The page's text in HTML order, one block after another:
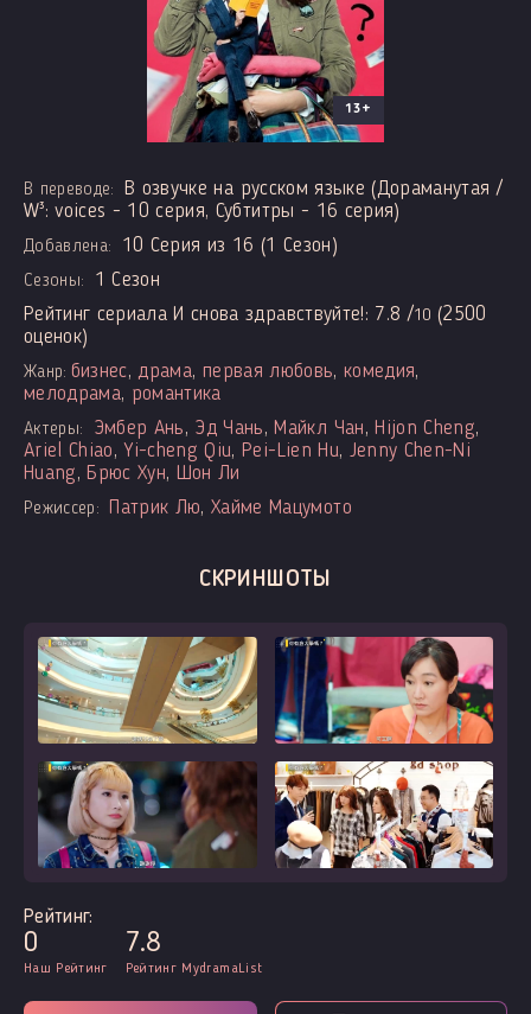
13+
В переводе:
В озвучке на русском языке (Дораманутая /
W³: voices - 10 серия, Субтитры - 16 серия)
Добавлена: 10 Серия из 16 (1 Сезон)
Сезоны:
1 Сезон
Рейтинг сериала И снова здравствуйте!: 7.8 /10 (2500
оценок)
Жанр: бизнес, драма, первая любовь, комедия,
мелодрама, романтика
Актеры: Эмбер Ань, Эд Чань, Майкл Чан, Hijon Cheng,
Ariel Chiao, Yi-cheng Qiu, Pei-Lien Hu, Jenny Chen-Ni
Huang, Брюс Хун, Шон Ли
Режиссер: Патрик Лю,Хайме Мацумото
СКРИНШОТЫ
Рейтинг:
0
Наш Рейтинг
7.8
Рейтинг MydramaList